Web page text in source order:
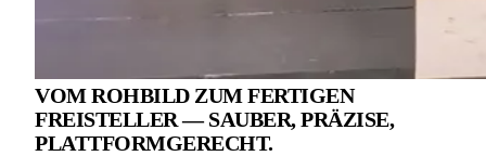
VOM ROHBILD ZUM FERTIGEN
FREISTELLER — SAUBER, PRÄZISE,
PLATTFORMGERECHT.